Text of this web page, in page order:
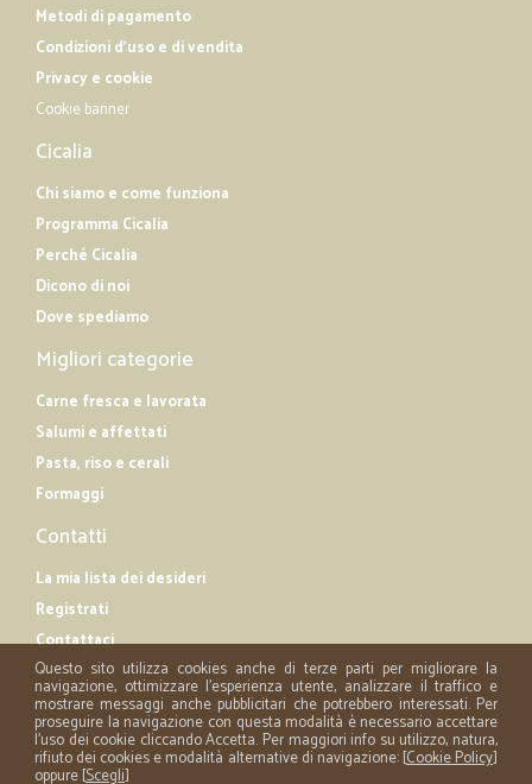
Metodi di pagamento
Condizioni d'uso e di vendita
Privacy e cookie
Cookie banner
Cicalia
Chi siamo e come funziona
Programma Cicalia
Perché Cicalia
Dicono di noi
Dove spediamo
Migliori categorie
Carne fresca e lavorata
Salumi e affettati
Pasta, riso e cerali
Formaggi
Contatti
La mia lista dei desideri
Registrati
Contattaci
Questo sito utilizza cookies anche di terze parti per migliorare la
navigazione, ottimizzare l'esperienza utente, analizzare il traffico e
mostrare messaggi anche pubblicitari che potrebbero interessati. Per
proseguire la navigazione con questa modalità è necessario accettare
l'uso dei cookie cliccando Accetta. Per maggiori info su utilizzo, natura,
rifiuto dei cookies e modalità alternative di navigazione: [Cookie Policy]
oppure [Scegli]